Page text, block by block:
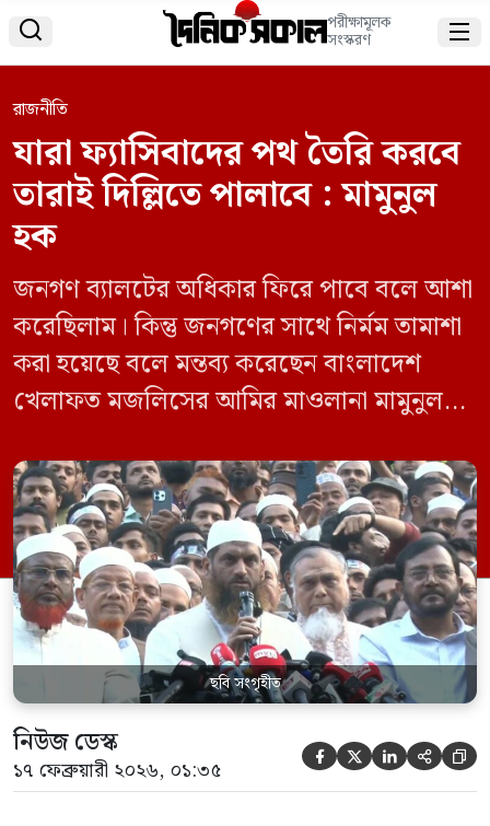
 পরীক্ষামূলক
সংস্করণ 
রাজনীতি
যারা ফ্যাসিবাদের পথ তৈরি করবে
তারাই দিল্লিতে পালাবে : মামুনুল
হক
জনগণ ব্যালটের অধিকার ফিরে পাবে বলে আশা
করেছিলাম। কিন্তু জনগণের সাথে নির্মম তামাশা
করা হয়েছে বলে মন্তব্য করেছেন বাংলাদেশ
খেলাফত মজলিসের আমির মাওলানা মামুনুল
পৈশাচিকতা হয়েছে। নারীদের নিপীড়ন, বাড়িঘর
জ্বালানোর মাধ্যমে ফ্যাসিবাদ ফেরানোর চেষ্টা
চলছে। কিন্তু জনগণ ফ্যাসিবাদ প্রতিরোধ করবে।
যারা ফ্যাসিবাদের পথ তৈরি করবে তারাই সে […]
ছবি সংগৃহীত
নিউজ ডেস্ক
১৭ ফেব্রুয়ারী ২০২৬, ০১:৩৫     